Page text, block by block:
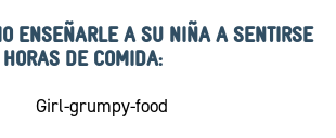
ENSEÑARLE A SU NIÑA A SENTIRSE
DE COMIDA: